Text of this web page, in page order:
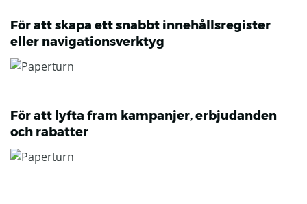
För att skapa ett snabbt innehållsregister
eller navigationsverktyg
För att lyfta fram kampanjer, erbjudanden
och rabatter